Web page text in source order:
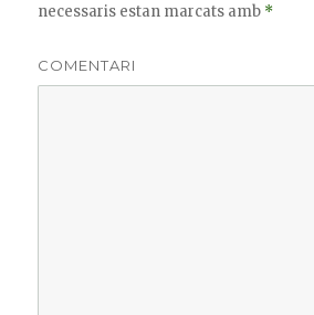
necessaris estan marcats amb *
COMENTARI